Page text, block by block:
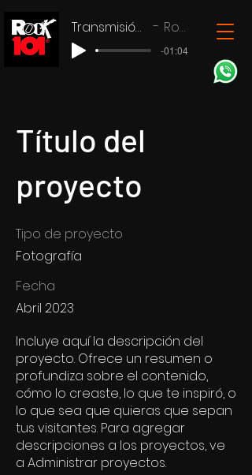
Transmisión en vivo Rock 101
-01:04
Título del
proyecto
Tipo de proyecto
Fotografía
Fecha
Abril 2023
Incluye aquí la descripción del
proyecto. Ofrece un resumen o
profundiza sobre el contenido,
cómo lo creaste, lo que te inspiró, o
lo que sea que quieras que sepan
tus visitantes. Para agregar
descripciones a los proyectos, ve
a Administrar proyectos.